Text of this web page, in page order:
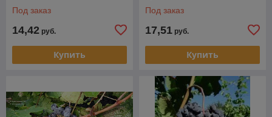
Под заказ
14,42 руб.
Купить
Под заказ
17,51 руб.
Купить